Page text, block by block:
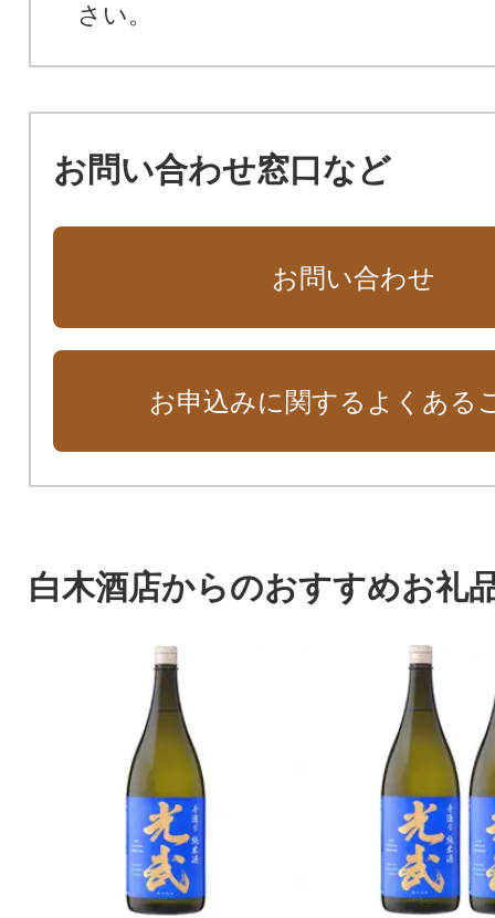
さい。
お問い合わせ窓口など
お問い合わせ
お申込みに関するよくある
白木酒店からのおすすめお礼